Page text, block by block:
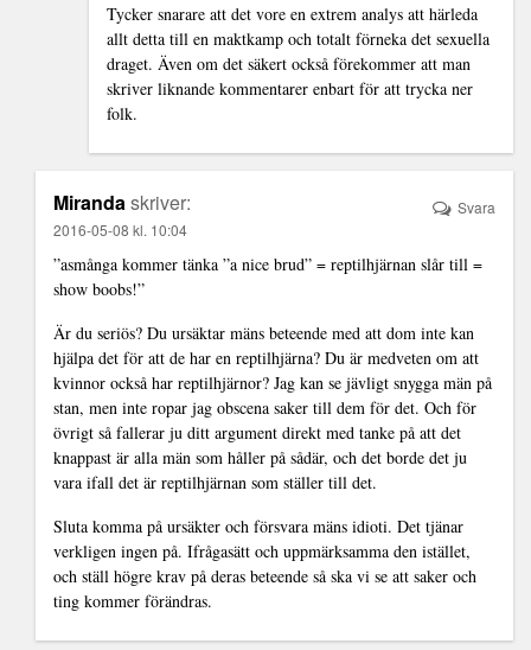
Tycker snarare att det vore en extrem analys att härleda
allt detta till en maktkamp och totalt förneka det sexuella
draget. Även om det säkert också förekommer att man
skriver liknande kommentarer enbart för att trycka ner
folk.
Mirandaskriver:
2016-05-08 kl. 10:04
”asmånga kommer tänka ”a nice brud” = reptilhjärnan slår till =
show boobs!”
Är du seriös? Du ursäktar mäns beteende med att dom inte kan
hjälpa det för att de har en reptilhjärna? Du är medveten om att
kvinnor också har reptilhjärnor? Jag kan se jävligt snygga män på
stan, men inte ropar jag obscena saker till dem för det. Och för
övrigt så fallerar ju ditt argument direkt med tanke på att det
knappast är alla män som håller på sådär, och det borde det ju
vara ifall det är reptilhjärnan som ställer till det.
Sluta komma på ursäkter och försvara mäns idioti. Det tjänar
verkligen ingen på. Ifrågasätt och uppmärksamma den istället,
och ställ högre krav på deras beteende så ska vi se att saker och
ting kommer förändras.
Svara